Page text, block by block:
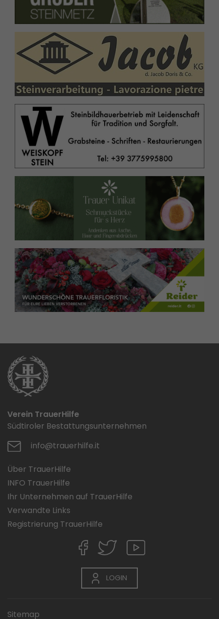
Verein TrauerHilfe
Südtiroler Bestattungsunternehmen
info@trauerhilfe.it
Über TrauerHilfe
INFO TrauerHilfe
Ihr Unternehmen auf TrauerHilfe
Verwandte Links
Registrierung TrauerHilfe
LOGIN
Sitemap